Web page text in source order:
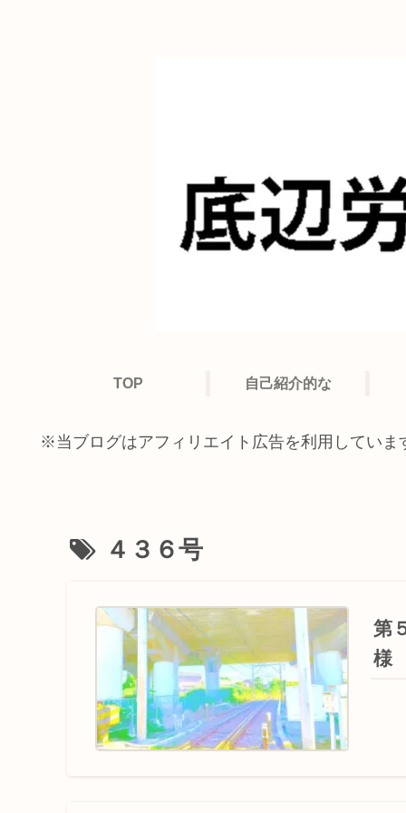
TOP 自己紹介的な
※当ブログはアフィリエイト広告を利用してい
４３６号
第
様